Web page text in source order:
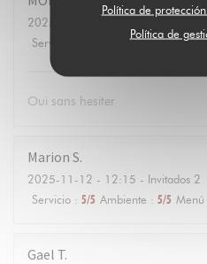
Política de
Política de
2025-11-17
Servicio
Ambiente: 4/5 Menú
Oui sans hesiter
Marion S
2025-11-12 - 12:15 - Invitados 2
Servicio : 5/5 Ambiente : 5/5 Menú
Gael T